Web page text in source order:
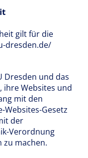
Forschung
Praxispartner
Mentoring
gilt für die
dresden.de/
Dresden und das
ihre Websites und
mit den
Websites-Gesetz
der
Verordnung
zu machen.